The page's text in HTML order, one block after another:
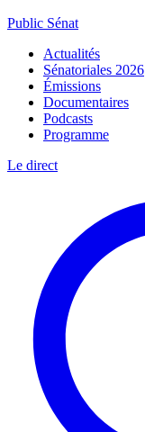
Public Sénat
Actualités
Sénatoriales 2026
Émissions
Documentaires
Podcasts
Programme
Le direct